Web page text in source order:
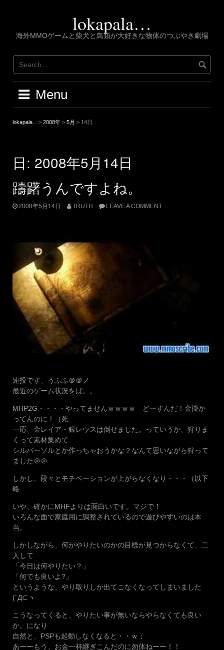
lokapala…
海外MMOゲームと柴犬と鳥類が大好きな物体のつぶやき劇場
Menu
lokapala... > 2008年 > 5月 > 14日
日: 2008年5月14日
躊躇うんですよね。
2008年5月14日 TRUTH LEAVE A COMMENT
連投です、うふふ＠＠ノ
最近のゲーム状況をば。。
MHP2G・・・・やってませんｗｗｗｗ どーすんだ！金掛か
ってんのに！（死
一応、金レイア・銀レウスは倒せました。っていうか、狩りま
くって素材集めて
シルバーソルとか作っちゃおうかな？なんて思いながら狩って
ました＠＠
しかし、段々とモチベーションが上がらなくなり・・・（以下
略
いや、確かにMHFよりは面白いです。マジで！
いろんな面で家庭用に調整されているので遊びやすいのは本
当。
しかしながら、何がやりたいのかの目標が見つからなくて、二
人して
「今日は何やりたい？」
「何でも良いよ?」
というような、やり取りしか出てこなくなってしまいました
(´Д⊂ヽ
こうなってくると、やりたい事が無いならやらなくても良い
か。になり
自然と、PSPも起動しなくなると・・ｗ；
あーーもう、お金一杯継ぎこんだのに勿体ねーー！！